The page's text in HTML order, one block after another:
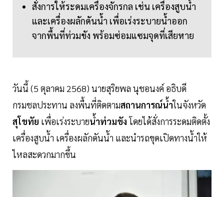
สั่งการให้ระดมเครื่องจักรกล เช่น เครื่องสูบน้ำ
และเครื่องผลักดันน้ำ เพื่อเร่งระบายน้ำออก
จากพื้นที่ท่วมขัง พร้อมซ่อมแซมจุดที่เสียหาย
วันนี้ (5 ตุลาคม 2568) นายสุริยพล นุชอนงค์ อธิบดี
กรมชลประทาน ลงพื้นที่ติดตามสถานการณ์น้ำในจังหวัด
สุโขทัย เพื่อเร่งระบายน้ำท่วมขังโดยได้สั่งการระดมติดตั้ง
เครื่องสูบน้ำ เครื่องผลักดันน้ำ และนำรถขุดเปิดทางน้ำให้
ไหลสะดวกมากขึ้น